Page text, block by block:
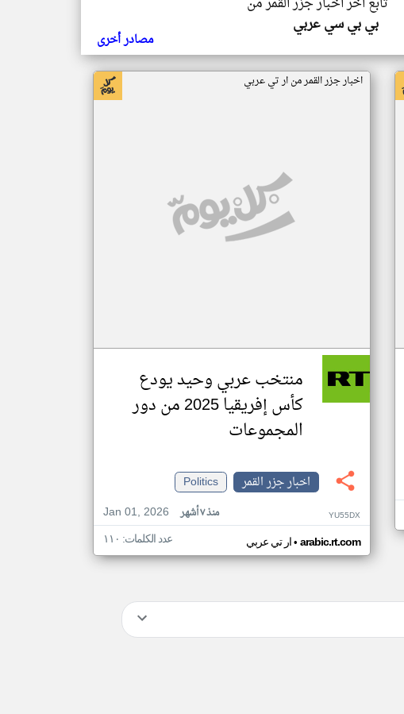
بي بي سي عربي
مصادر أخرى
اخبار جزر القمر من ار تي عربي
منتخب عربي وحيد يودع
كأس إفريقيا 2025 من دور
المجموعات
اخبار جزر القمر
Politics
Jan 01, 2026
منذ ٧ أشهر YU55DX
ار تي عربي• arabic.rt.com عدد الكلمات: ١١٠